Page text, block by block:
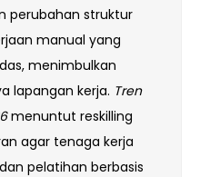
perubahan struktur
manual yang
menimbulkan
lapangan kerja. Tren
menuntut reskilling
agar tenaga kerja
pelatihan berbasis